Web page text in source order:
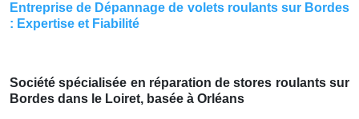
Entreprise de Dépannage de volets roulants sur Bordes
: Expertise et Fiabilité
Société spécialisée en réparation de stores roulants sur
Bordes dans le Loiret, basée à Orléans